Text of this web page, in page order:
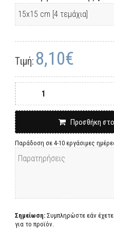
Τιμή: 8,10€
Προσθήκη
Παράδοση σε 4-10 εργάσιμες
Σημείωση: Συμπληρώστε εάν
για το προϊόν.